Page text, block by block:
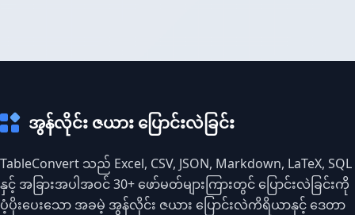
အွန်လိုင်း ဇယား ပြောင်းလဲခြင်း
TableConvert သည် Excel, CSV, JSON, Markdown, LaTeX, SQL
နှင့် အခြားအပါအဝင် 30+ ဖော်မတ်များကြားတွင် ပြောင်းလဲခြင်းကို
ပံ့ပိုးပေးသော အခမဲ့ အွန်လိုင်း ဇယား ပြောင်းလဲကိရိယာနှင့် ဒေတာ